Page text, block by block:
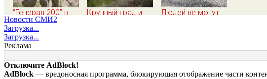
“Генерал 200” в
квадрате. Как
Драпатый
переплюнул
Сырского
Крупный град и
выходные
Людей не могут
страшном ДТП на
трассе 07/08/2026
– Новости
Новости СМИ2
Загрузка...
Загрузка...
Реклама
Отключите AdBlock!
AdBlock — вредоносная программа, блокирующая отображение части